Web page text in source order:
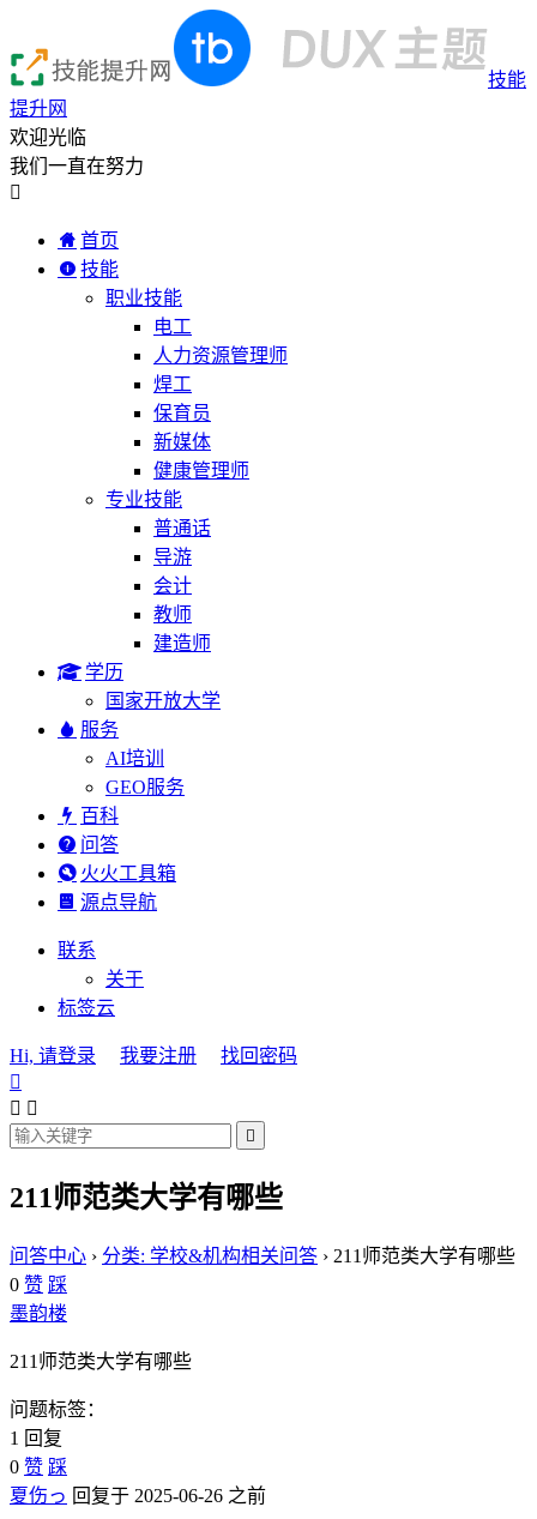
技能
提升网
欢迎光临
我们一直在努力

首页
技能
职业技能
电工
人力资源管理师
焊工
保育员
新媒体
健康管理师
专业技能
普通话
导游
会计
教师
建造师
学历
国家开放大学
服务
AI培训
GEO服务
百科
问答
火火工具箱
源点导航
联系
关于
标签云
Hi, 请登录 我要注册
找回密码

 

211师范类大学有哪些
问答中心 › 分类: 学校&机构相关问答 › 211师范类大学有哪些
0 赞 踩
墨韵楼
211师范类大学有哪些
问题标签：
1 回复
0 赞 踩
夏伤っ 回复于 2025-06-26 之前